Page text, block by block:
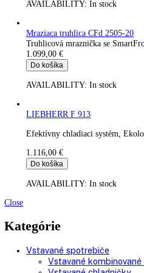
AVAILABILITY:In stock
1.048,00€
Do košíka
AVAILABILITY:
Mraziaca truhlica CFd 2505-20
Do košíka
AVAILABILITY:In stock